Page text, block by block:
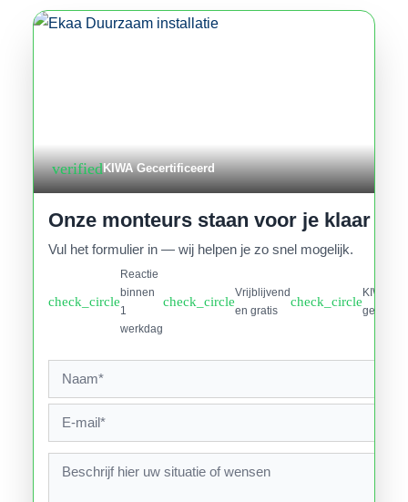
verifiedKIWA Gecertificeerd
Onze monteurs staan voor je klaar
Vul het formulier in — wij helpen je zo snel mogelijk.
check_circle
Reactie
binnen
1
werkdag
check_circle
Vrijblijvend
en gratis
check_circle
KIWA